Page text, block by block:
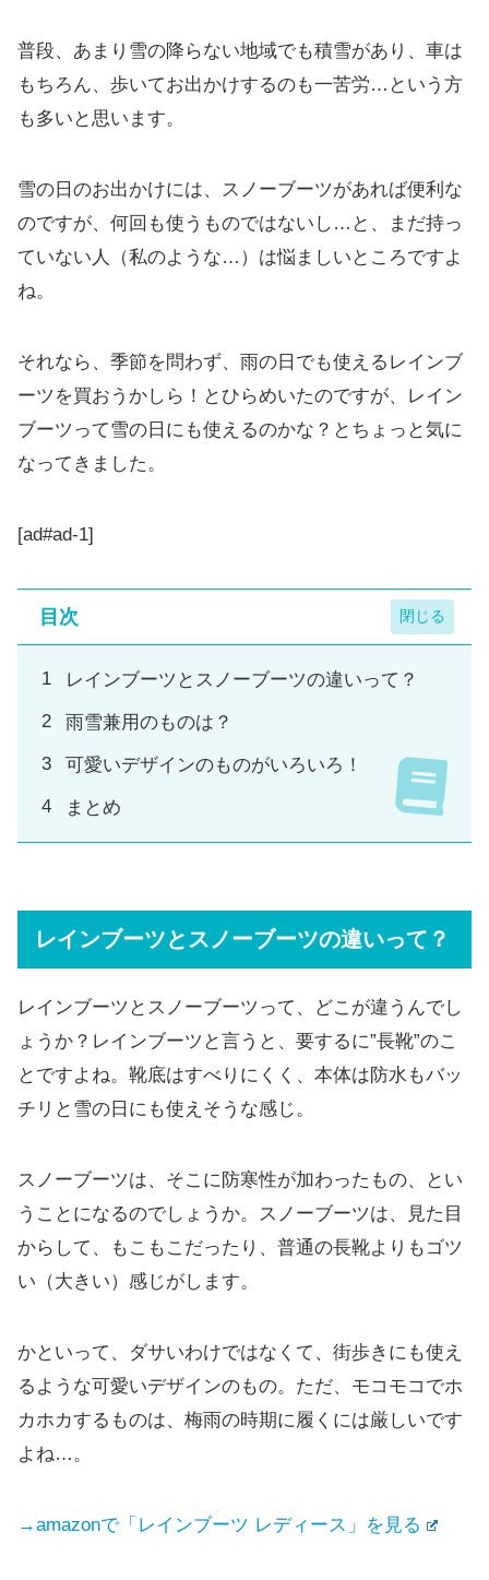
普段、あまり雪の降らない地域でも積雪があり、車は
もちろん、歩いてお出かけするのも一苦労…という方
も多いと思います。
雪の日のお出かけには、スノーブーツがあれば便利な
のですが、何回も使うものではないし…と、まだ持っ
ていない人（私のような…）は悩ましいところですよ
ね。
それなら、季節を問わず、雨の日でも使えるレインブ
ーツを買おうかしら！とひらめいたのですが、レイン
ブーツって雪の日にも使えるのかな？とちょっと気に
なってきました。
[ad#ad-1]
目次
レインブーツとスノーブーツの違いって？
雨雪兼用のものは？
可愛いデザインのものがいろいろ！
まとめ
レインブーツとスノーブーツの違いって？
レインブーツとスノーブーツって、どこが違うんでし
ょうか？レインブーツと言うと、要するに”長靴”のこ
とですよね。靴底はすべりにくく、本体は防水もバッ
チリと雪の日にも使えそうな感じ。
スノーブーツは、そこに防寒性が加わったもの、とい
うことになるのでしょうか。スノーブーツは、見た目
からして、もこもこだったり、普通の長靴よりもゴツ
い（大きい）感じがします。
かといって、ダサいわけではなくて、街歩きにも使え
るような可愛いデザインのもの。ただ、モコモコでホ
カホカするものは、梅雨の時期に履くには厳しいです
よね…。
→amazonで「レインブーツ レディース」を見る